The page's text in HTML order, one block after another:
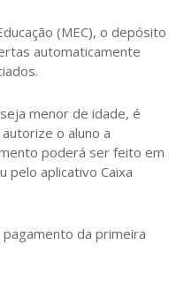
(MEC), o depósito
automaticamente
menor de idade, é
o aluno a
poderá ser feito em
pelo aplicativo Caixa
da primeira